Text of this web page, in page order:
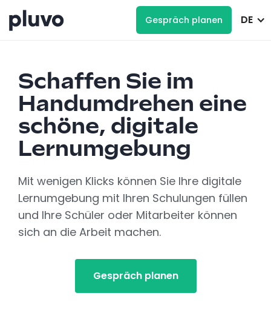
Gespräch planen DE
Schaffen Sie im
Handumdrehen eine
schöne, digitale
Lernumgebung
Mit wenigen Klicks können Sie Ihre digitale
Lernumgebung mit Ihren Schulungen füllen
und Ihre Schüler oder Mitarbeiter können
sich an die Arbeit machen.
Gespräch planen